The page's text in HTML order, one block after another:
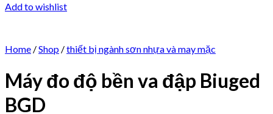
Add to wishlist
Home /Shop /thiết bị ngành sơn nhựa và may mặc
Máy đo độ bền va đập Biuged
BGD